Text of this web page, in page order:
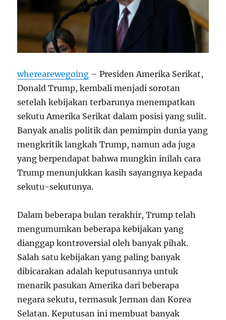
wherearewegoing – Presiden Amerika Serikat,
Donald Trump, kembali menjadi sorotan
setelah kebijakan terbarunya menempatkan
sekutu Amerika Serikat dalam posisi yang sulit.
Banyak analis politik dan pemimpin dunia yang
mengkritik langkah Trump, namun ada juga
yang berpendapat bahwa mungkin inilah cara
Trump menunjukkan kasih sayangnya kepada
sekutu-sekutunya.
Dalam beberapa bulan terakhir, Trump telah
mengumumkan beberapa kebijakan yang
dianggap kontroversial oleh banyak pihak.
Salah satu kebijakan yang paling banyak
dibicarakan adalah keputusannya untuk
menarik pasukan Amerika dari beberapa
negara sekutu, termasuk Jerman dan Korea
Selatan. Keputusan ini membuat banyak